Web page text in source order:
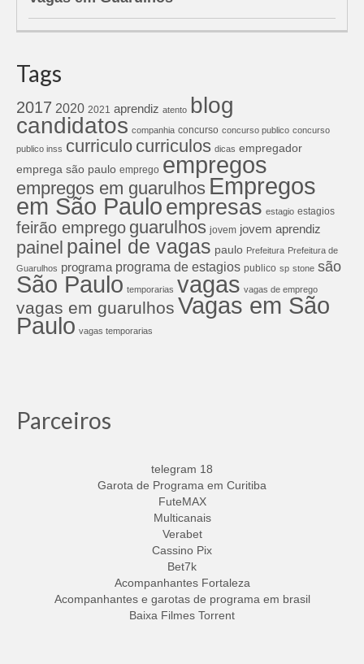
Tags
2017 2020 2021 aprendiz atento blog
candidatos companhia concurso concurso publico concurso
publico inss curriculo curriculos dicas empregador
emprega são paulo emprego empregos
empregos em guarulhos Empregos
em São Pauloempresas estagio estagios
feirão emprego guarulhos jovem jovem aprendiz
painel painel de vagas paulo Prefeitura Prefeitura de
Guarulhos programa programa de estagios publico sp stone são
São Paulo temporarias vagas vagas de emprego
vagas em guarulhos Vagas em São
Paulo vagas temporarias
Parceiros
telegram 18
Garota de Programa em Curitiba
FuteMAX
Multicanais
Verabet
Cassino Pix
Bet7k
Acompanhantes Fortaleza
Acompanhantes e garotas de programa em brasil
Baixa Filmes Torrent